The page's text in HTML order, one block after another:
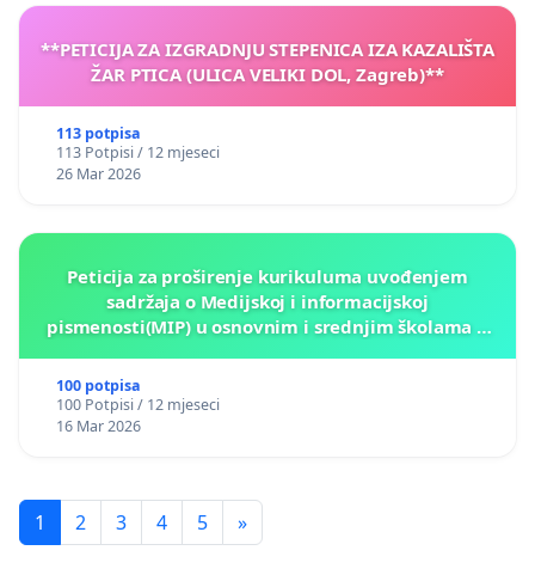
**PETICIJA ZA IZGRADNJU STEPENICA IZA KAZALIŠTA
ŽAR PTICA (ULICA VELIKI DOL, Zagreb)**
113 potpisa
113 Potpisi / 12 mjeseci
26 Mar 2026
Peticija za proširenje kurikuluma uvođenjem
sadržaja o Medijskoj i informacijskoj
pismenosti(MIP) u osnovnim i srednjim školama u
100 potpisa
100 Potpisi / 12 mjeseci
16 Mar 2026
1 2 3 4 5 »